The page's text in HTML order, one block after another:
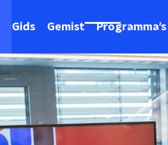
Gids Gemist Programma's